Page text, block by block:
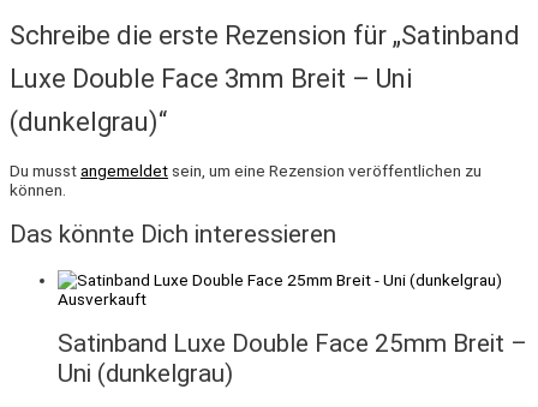
Schreibe die erste Rezension für „Satinband
Luxe Double Face 3mm Breit – Uni
(dunkelgrau)“
Du musstangemeldet sein, um eine Rezension veröffentlichen zu
können.
Das könnte Dich interessieren
Ausverkauft
Satinband Luxe Double Face 25mm Breit –
Uni (dunkelgrau)